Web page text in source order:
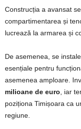
Construcția a avansat
compartimentarea și
lucrează la armarea și
De asemenea, se
esențiale pentru
asemenea amploare.
milioane de euro , iar
poziționa Timișoara ca
regiune.